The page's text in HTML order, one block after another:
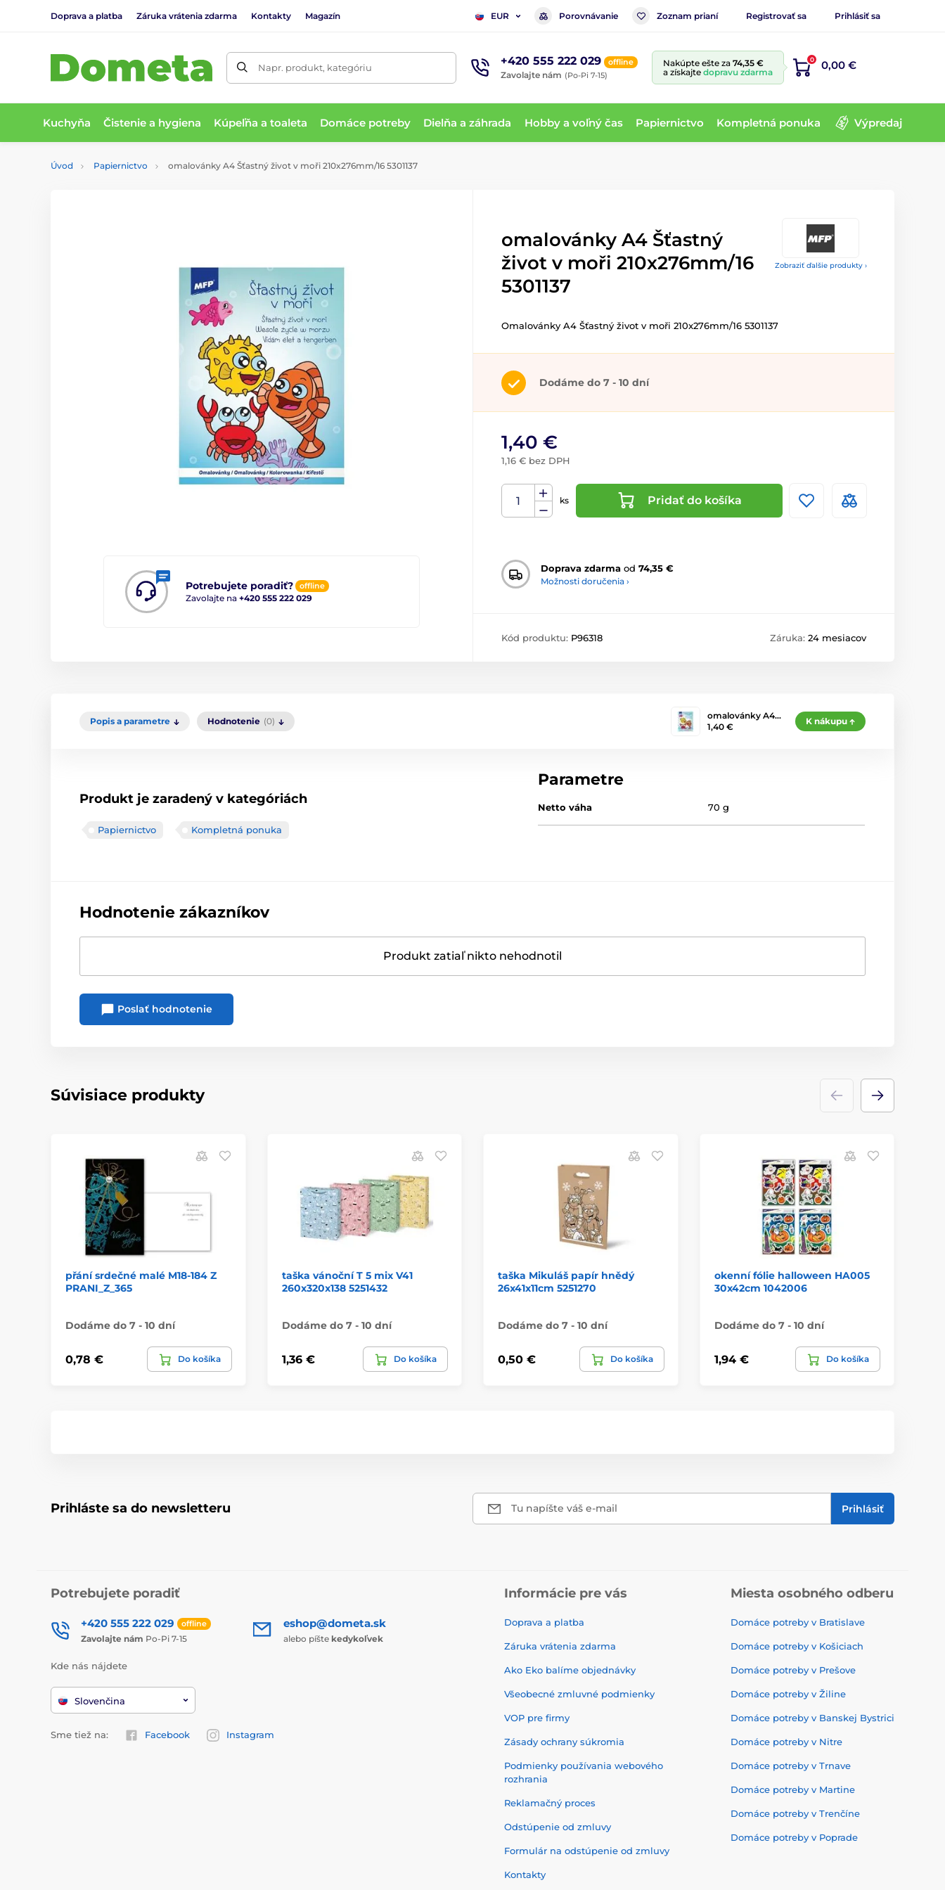
Doprava a platba Záruka vrátenia zdarma Kontakty Magazín EUR Porovnávanie Zoznam prianí Registrovať sa Prihlásiť sa
Napr. produkt, kategóriu +420 555 222 029 offline
Zavolajte nám (Po-Pi 7-15)
Nakúpte ešte za 74,35 €
a získajte dopravu zdarma
0 0,00 €
Kuchyňa Čistenie a hygiena Kúpeľňa a toaleta Domáce potreby Dielňa a záhrada Hobby a voľný čas Papiernictvo Kompletná ponuka Výpredaj
Úvod Papiernictvo omalovánky A4 Šťastný život v moři 210x276mm/16 5301137
Zobraziť ďalšie produkty ›
Potrebujete poradiť? offline
Zavolajte na +420 555 222 029
omalovánky A4 Šťastný
život v moři 210x276mm/16
5301137
Omalovánky A4 Šťastný život v moři 210x276mm/16 5301137
Dodáme do 7 - 10 dní
1,40 €
1,16 € bez DPH
ks Pridať do košíka
Doprava zdarma od 74,35 €
Možnosti doručenia ›
Kód produktu: P96318 Záruka: 24 mesiacov
Popis a parametre Hodnotenie (0)
omalovánky A4…
1,40 €
K nákupu
Produkt je zaradený v kategóriách
Papiernictvo Kompletná ponuka
Parametre
Netto váha 70 g
Hodnotenie zákazníkov
Produkt zatiaľ nikto nehodnotil
Poslať hodnotenie
Súvisiace produkty
přání srdečné malé M18-184 Z
PRANI_Z_365
Dodáme do 7 - 10 dní
0,78 € Do košíka
taška vánoční T 5 mix V41
260x320x138 5251432
Dodáme do 7 - 10 dní
1,36 € Do košíka
taška Mikuláš papír hnědý
26x41x11cm 5251270
Dodáme do 7 - 10 dní
0,50 € Do košíka
okenní fólie halloween HA005
30x42cm 1042006
Dodáme do 7 - 10 dní
1,94 € Do košíka
Prihláste sa do newsletteru Tu napíšte váš e-mail Prihlásiť
Potrebujete poradiť
+420 555 222 029 offline
Zavolajte nám Po-Pi 7-15
eshop@dometa.sk
alebo píšte kedykoľvek
Kde nás nájdete
Slovenčina
Sme tiež na: Facebook Instagram
Informácie pre vás
Doprava a platba
Záruka vrátenia zdarma
Ako Eko balíme objednávky
Všeobecné zmluvné podmienky
VOP pre firmy
Zásady ochrany súkromia
Podmienky používania webového
rozhrania
Reklamačný proces
Odstúpenie od zmluvy
Formulár na odstúpenie od zmluvy
Kontakty
Miesta osobného odberu
Domáce potreby v Bratislave
Domáce potreby v Košiciach
Domáce potreby v Prešove
Domáce potreby v Žiline
Domáce potreby v Banskej Bystrici
Domáce potreby v Nitre
Domáce potreby v Trnave
Domáce potreby v Martine
Domáce potreby v Trenčíne
Domáce potreby v Poprade